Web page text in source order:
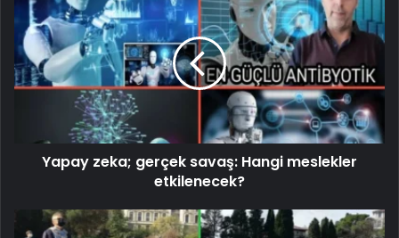
Yapay zeka; gerçek savaş: Hangi meslekler
etkilenecek?